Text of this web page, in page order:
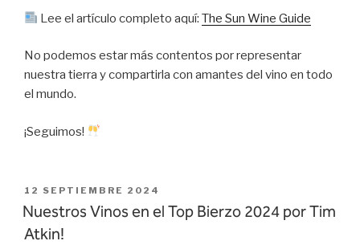
Lee el artículo completo aquí:The Sun Wine Guide
No podemos estar más contentos por representar
nuestra tierra y compartirla con amantes del vino en todo
el mundo.
¡Seguimos!
PUBLICADO
EL
12 SEPTIEMBRE 2024
Nuestros Vinos en el Top Bierzo 2024 por Tim
Atkin!